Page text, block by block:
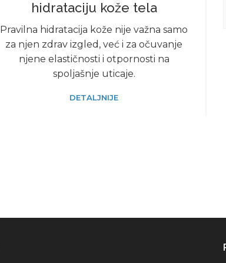
hidrataciju kože tela
Pravilna hidratacija kože nije važna samo
za njen zdrav izgled, već i za očuvanje
njene elastičnosti i otpornosti na
spoljašnje uticaje.
DETALJNIJE